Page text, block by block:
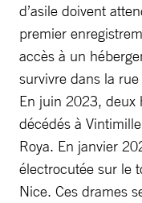
d’asile doivent
premier
accès à un
survivre dans la
En juin 2023, deux
décédés à
Roya. En janvier
électrocutée sur le
Nice. Ces drames